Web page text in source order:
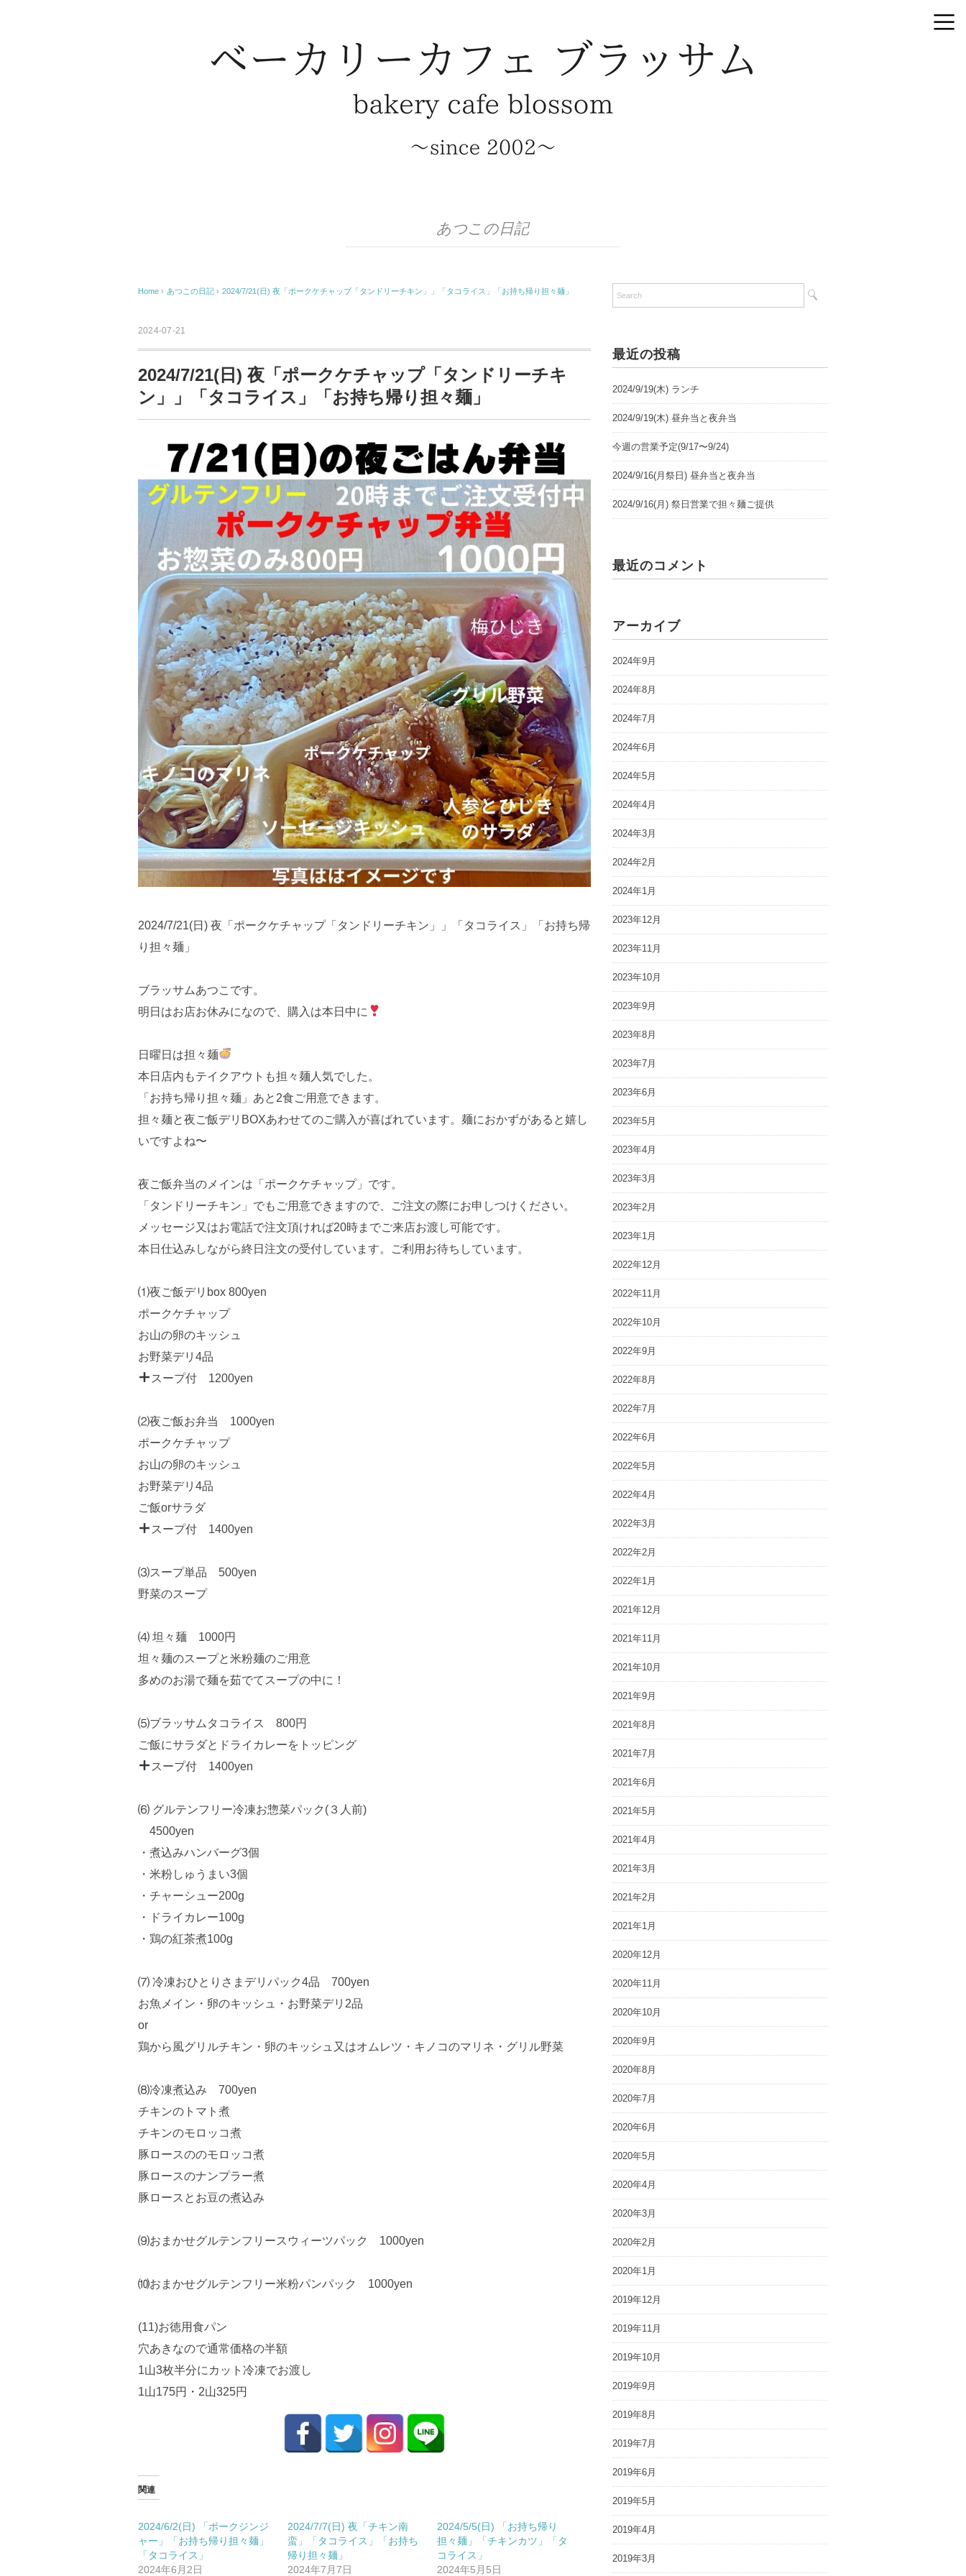
あつこの日記
Home › あつこの日記 › 2024/7/21(日) 夜「ポークケチャップ「タンドリーチキン」」「タコライス」「お持ち帰り担々麺」
2024-07-21
2024/7/21(日) 夜「ポークケチャップ「タンドリーチキ
ン」」「タコライス」「お持ち帰り担々麺」
2024/7/21(日) 夜「ポークケチャップ「タンドリーチキン」」「タコライス」「お持ち帰
り担々麺」
ブラッサムあつこです。
明日はお店お休みになので、購入は本日中に
日曜日は担々麺
本日店内もテイクアウトも担々麺人気でした。
「お持ち帰り担々麺」あと2食ご用意できます。
担々麺と夜ご飯デリBOXあわせてのご購入が喜ばれています。麺におかずがあると嬉し
いですよね〜
夜ご飯弁当のメインは「ポークケチャップ」です。
「タンドリーチキン」でもご用意できますので、ご注文の際にお申しつけください。
メッセージ又はお電話で注文頂ければ20時までご来店お渡し可能です。
本日仕込みしながら終日注文の受付しています。ご利用お待ちしています。
⑴夜ご飯デリbox 800yen
ポークケチャップ
お山の卵のキッシュ
お野菜デリ4品
スープ付 1200yen
⑵夜ご飯お弁当 1000yen
ポークケチャップ
お山の卵のキッシュ
お野菜デリ4品
ご飯orサラダ
スープ付 1400yen
⑶スープ単品 500yen
野菜のスープ
⑷ 坦々麺 1000円
坦々麺のスープと米粉麺のご用意
多めのお湯で麺を茹でてスープの中に！
⑸ブラッサムタコライス 800円
ご飯にサラダとドライカレーをトッピング
スープ付 1400yen
⑹ グルテンフリー冷凍お惣菜パック(３人前)
4500yen
・煮込みハンバーグ3個
・米粉しゅうまい3個
・チャーシュー200g
・ドライカレー100g
・鶏の紅茶煮100g
⑺ 冷凍おひとりさまデリパック4品 700yen
お魚メイン・卵のキッシュ・お野菜デリ2品
or
鶏から風グリルチキン・卵のキッシュ又はオムレツ・キノコのマリネ・グリル野菜
⑻冷凍煮込み 700yen
チキンのトマト煮
チキンのモロッコ煮
豚ロースののモロッコ煮
豚ロースのナンプラー煮
豚ロースとお豆の煮込み
⑼おまかせグルテンフリースウィーツパック 1000yen
⑽おまかせグルテンフリー米粉パンパック 1000yen
(11)お徳用食パン
穴あきなので通常価格の半額
1山3枚半分にカット冷凍でお渡し
1山175円・2山325円
関連
2024/6/2(日) 「ポークジンジ
ャー」「お持ち帰り担々麺」
「タコライス」
2024年6月2日
2024/7/7(日) 夜「チキン南
蛮」「タコライス」「お持ち
帰り担々麺」
2024年7月7日
2024/5/5(日) 「お持ち帰り
担々麺」「チキンカツ」「タ
コライス」
2024年5月5日
最近の投稿
2024/9/19(木) ランチ
2024/9/19(木) 昼弁当と夜弁当
今週の営業予定(9/17〜9/24)
2024/9/16(月祭日) 昼弁当と夜弁当
2024/9/16(月) 祭日営業で担々麺ご提供
最近のコメント
アーカイブ
2024年9月
2024年8月
2024年7月
2024年6月
2024年5月
2024年4月
2024年3月
2024年2月
2024年1月
2023年12月
2023年11月
2023年10月
2023年9月
2023年8月
2023年7月
2023年6月
2023年5月
2023年4月
2023年3月
2023年2月
2023年1月
2022年12月
2022年11月
2022年10月
2022年9月
2022年8月
2022年7月
2022年6月
2022年5月
2022年4月
2022年3月
2022年2月
2022年1月
2021年12月
2021年11月
2021年10月
2021年9月
2021年8月
2021年7月
2021年6月
2021年5月
2021年4月
2021年3月
2021年2月
2021年1月
2020年12月
2020年11月
2020年10月
2020年9月
2020年8月
2020年7月
2020年6月
2020年5月
2020年4月
2020年3月
2020年2月
2020年1月
2019年12月
2019年11月
2019年10月
2019年9月
2019年8月
2019年7月
2019年6月
2019年5月
2019年4月
2019年3月